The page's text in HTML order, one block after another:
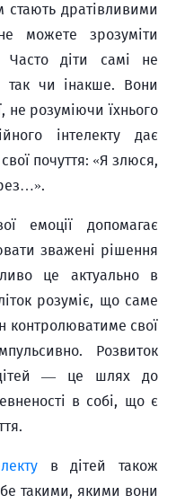
дратівливими
можете зрозуміти
Часто діти самі не
так чи інакше. Вони
не розуміючи їхнього
інтелекту дає
почуття: «Я злюся,
емоції допомагає
зважені рішення
це актуально в
розуміє, що саме
контролюватиме свої
Розвиток
дітей — це шлях до
в собі, що є
в дітей також
такими, якими вони